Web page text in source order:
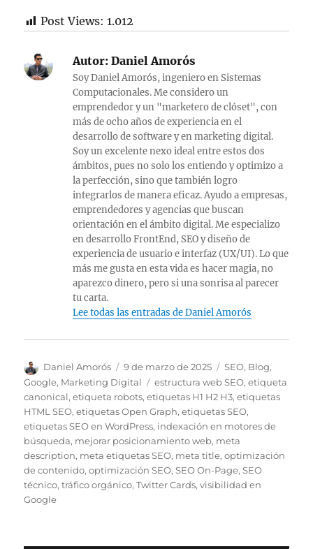
Post Views: 1.012
Autor: Daniel Amorós
Soy Daniel Amorós, ingeniero en Sistemas
Computacionales. Me considero un
emprendedor y un "marketero de clóset", con
más de ocho años de experiencia en el
desarrollo de software y en marketing digital.
Soy un excelente nexo ideal entre estos dos
ámbitos, pues no solo los entiendo y optimizo a
la perfección, sino que también logro
integrarlos de manera eficaz. Ayudo a empresas,
emprendedores y agencias que buscan
orientación en el ámbito digital. Me especializo
en desarrollo FrontEnd, SEO y diseño de
experiencia de usuario e interfaz (UX/UI). Lo que
más me gusta en esta vida es hacer magia, no
aparezco dinero, pero si una sonrisa al parecer
tu carta.
Lee todas las entradas de Daniel Amorós
A
u
t
o
r
Daniel Amorós
P
u
b
l
i
c
a
d
o
9 de marzo de 2025
C
a
t
e
g
o
r
í
a
SEO, Blog,
Google, Marketing Digital
E
t
i
q
u
e
t
a
estructura web SEO,etiqueta
canonical,etiqueta robots,etiquetas H1 H2 H3,etiquetas
HTML SEO,etiquetas Open Graph,etiquetas SEO,
etiquetas SEO en WordPress, indexación en motores de
búsqueda, mejorar posicionamiento web, meta
description, meta etiquetas SEO, meta title,optimización
de contenido,optimización SEO,SEO On-Page,SEO
técnico,tráfico orgánico,Twitter Cards,visibilidad en
Google